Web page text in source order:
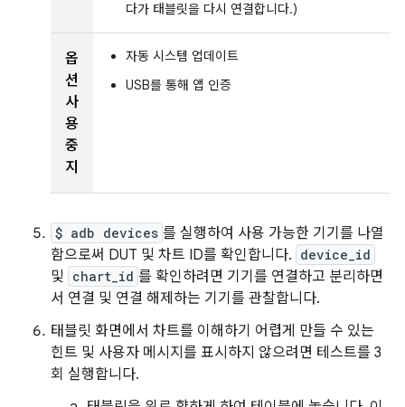
다가 태블릿을 다시 연결합니다.)
옵
션
사
용
중
지
자동 시스템 업데이트
USB를 통해 앱 인증
$ adb devices 를 실행하여 사용 가능한 기기를 나열
함으로써 DUT 및 차트 ID를 확인합니다. device_id
및 chart_id 를 확인하려면 기기를 연결하고 분리하면
서 연결 및 연결 해제하는 기기를 관찰합니다.
태블릿 화면에서 차트를 이해하기 어렵게 만들 수 있는
힌트 및 사용자 메시지를 표시하지 않으려면 테스트를 3
회 실행합니다.